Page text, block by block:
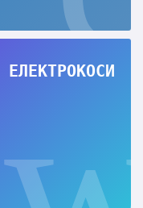
ЕЛЕКТРОКОСИ